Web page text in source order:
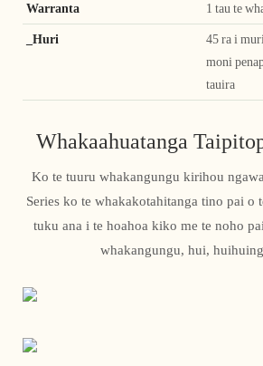
Warranta 1 tau te
_Huri
45 ra i
moni
tauira
Whakaahuatanga
Ko te tuuru whakangungu kirihou
Series ko te whakakotahitanga tino pai o
tuku ana i te hoahoa kiko me te noho
whakangungu, hui,